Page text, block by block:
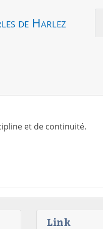
de Harlez
et de continuité.
Link